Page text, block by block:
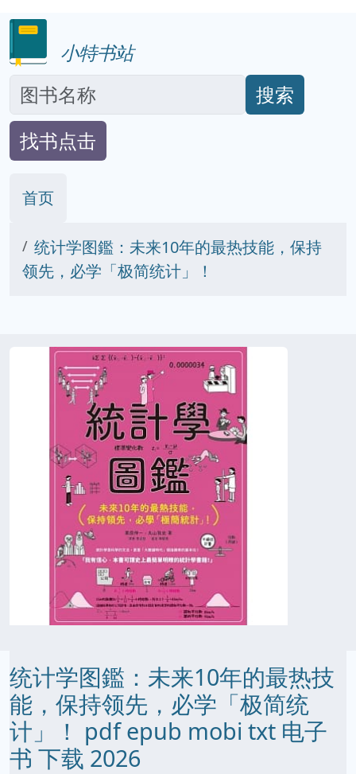
小特书站
搜索
找书点击
首页
统计学图鑑：未来10年的最热技能，保持
领先，必学「极简统计」！
统计学图鑑：未来10年的最热技
能，保持领先，必学「极简统
计」！ pdf epub mobi txt 电子
书 下载 2026